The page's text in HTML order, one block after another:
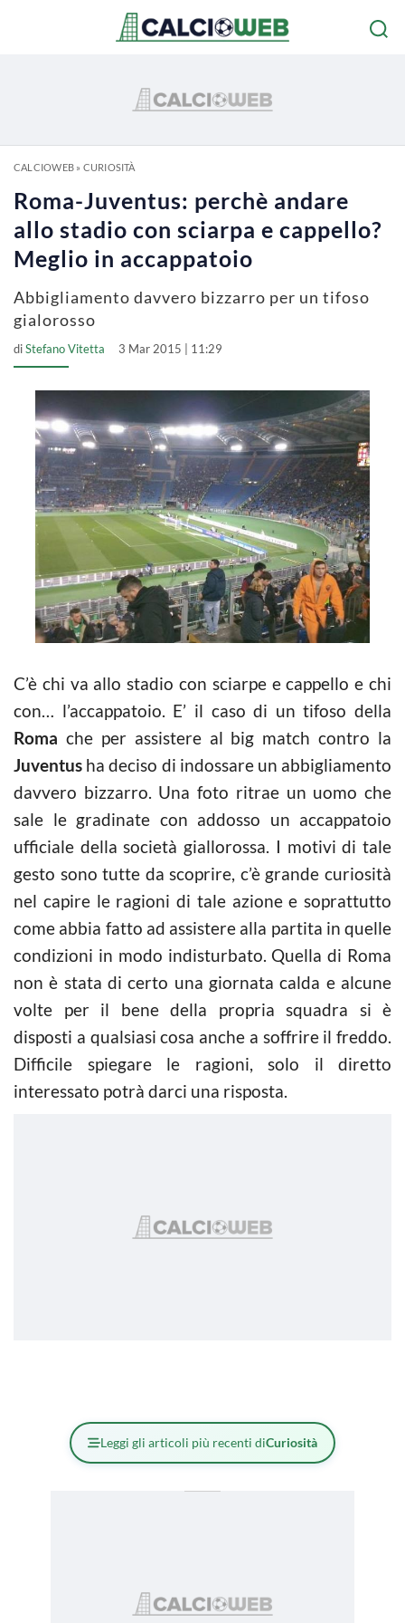
CALCIOWEB» CURIOSITÀ
Roma-Juventus: perchè andare
allo stadio con sciarpa e cappello?
Meglio in accappatoio
Abbigliamento davvero bizzarro per un tifoso
gialorosso
diStefano Vitetta 3 Mar 2015 | 11:29
C’è chi va allo stadio con sciarpe e cappello e chi
con… l’accappatoio. E’ il caso di un tifoso della
Roma che per assistere al big match contro la
Juventus ha deciso di indossare un abbigliamento
davvero bizzarro. Una foto ritrae un uomo che
sale le gradinate con addosso un accappatoio
ufficiale della società giallorossa. I motivi di tale
gesto sono tutte da scoprire, c’è grande curiosità
nel capire le ragioni di tale azione e soprattutto
come abbia fatto ad assistere alla partita in quelle
condizioni in modo indisturbato. Quella di Roma
non è stata di certo una giornata calda e alcune
volte per il bene della propria squadra si è
disposti a qualsiasi cosa anche a soffrire il freddo.
Difficile spiegare le ragioni, solo il diretto
interessato potrà darci una risposta.
Leggi gli articoli più recenti diCuriosità